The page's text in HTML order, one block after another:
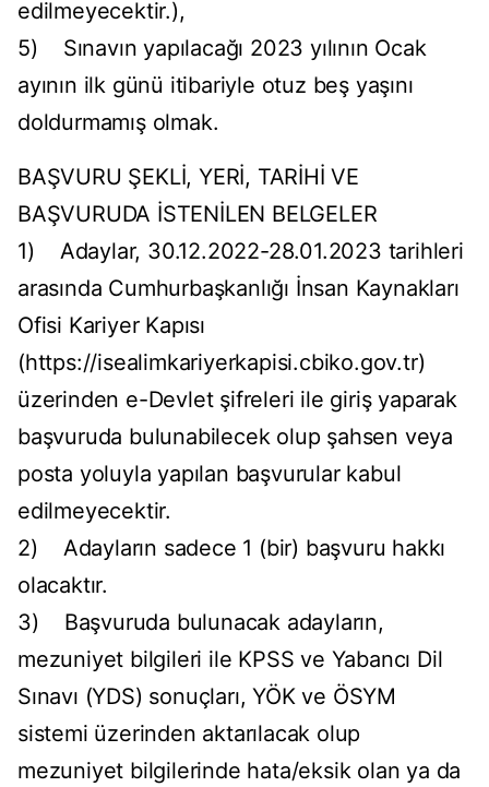
edilmeyecektir.),
5) Sınavın yapılacağı 2023 yılının Ocak
ayının ilk günü itibariyle otuz beş yaşını
doldurmamış olmak.
BAŞVURU ŞEKLİ, YERİ, TARİHİ VE
BAŞVURUDA İSTENİLEN BELGELER
1) Adaylar, 30.12.2022-28.01.2023 tarihleri
arasında Cumhurbaşkanlığı İnsan Kaynakları
Ofisi Kariyer Kapısı
(https://isealimkariyerkapisi.cbiko.gov.tr)
üzerinden e-Devlet şifreleri ile giriş yaparak
başvuruda bulunabilecek olup şahsen veya
posta yoluyla yapılan başvurular kabul
edilmeyecektir.
2) Adayların sadece 1 (bir) başvuru hakkı
olacaktır.
3) Başvuruda bulunacak adayların,
mezuniyet bilgileri ile KPSS ve Yabancı Dil
Sınavı (YDS) sonuçları, YÖK ve ÖSYM
sistemi üzerinden aktarılacak olup
mezuniyet bilgilerinde hata/eksik olan ya da